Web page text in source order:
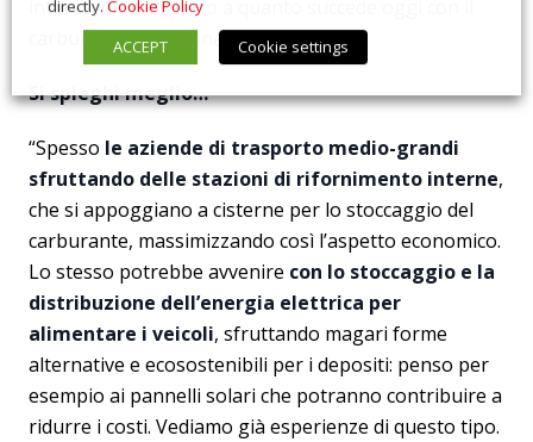
interessante rispetto a quanto succede oggi con il
carburante tradizionale”.
Si spieghi meglio…
“Spesso le aziende di trasporto medio-grandi
sfruttando delle stazioni di rifornimento interne,
che si appoggiano a cisterne per lo stoccaggio del
carburante, massimizzando così l’aspetto economico.
Lo stesso potrebbe avvenire con lo stoccaggio e la
distribuzione dell’energia elettrica per
alimentare i veicoli, sfruttando magari forme
alternative e ecosostenibili per i depositi: penso per
esempio ai pannelli solari che potranno contribuire a
ridurre i costi. Vediamo già esperienze di questo tipo.
directly. Cookie Policy
ACCEPT
Cookie settings